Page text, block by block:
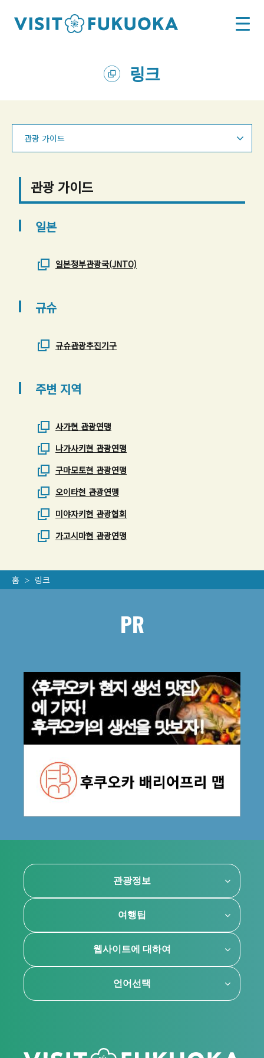
링크
관광 가이드
관광 가이드
일본
일본정부관광국(JNTO)
규슈
규슈관광추진기구
주변 지역
사가현 관광연맹
나가사키현 관광연맹
구마모토현 관광연맹
오이타현 관광연맹
미야자키현 관광협회
가고시마현 관광연맹
홈 링크
PR
관광정보
여행팁
웹사이트에 대하여
언어선택